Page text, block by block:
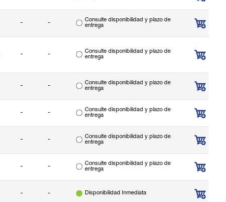
- -
Consulte disponibilidad y plazo de
entrega
- -
Consulte disponibilidad y plazo de
entrega
- -
Consulte disponibilidad y plazo de
entrega
- -
Consulte disponibilidad y plazo de
entrega
- -
Consulte disponibilidad y plazo de
entrega
- -
Consulte disponibilidad y plazo de
entrega
- - Disponibilidad Inmediata